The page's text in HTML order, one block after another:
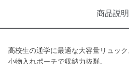
商品説明
高校生の通学に最適な大容量リュッ
小物入れポーチで収納力抜群。